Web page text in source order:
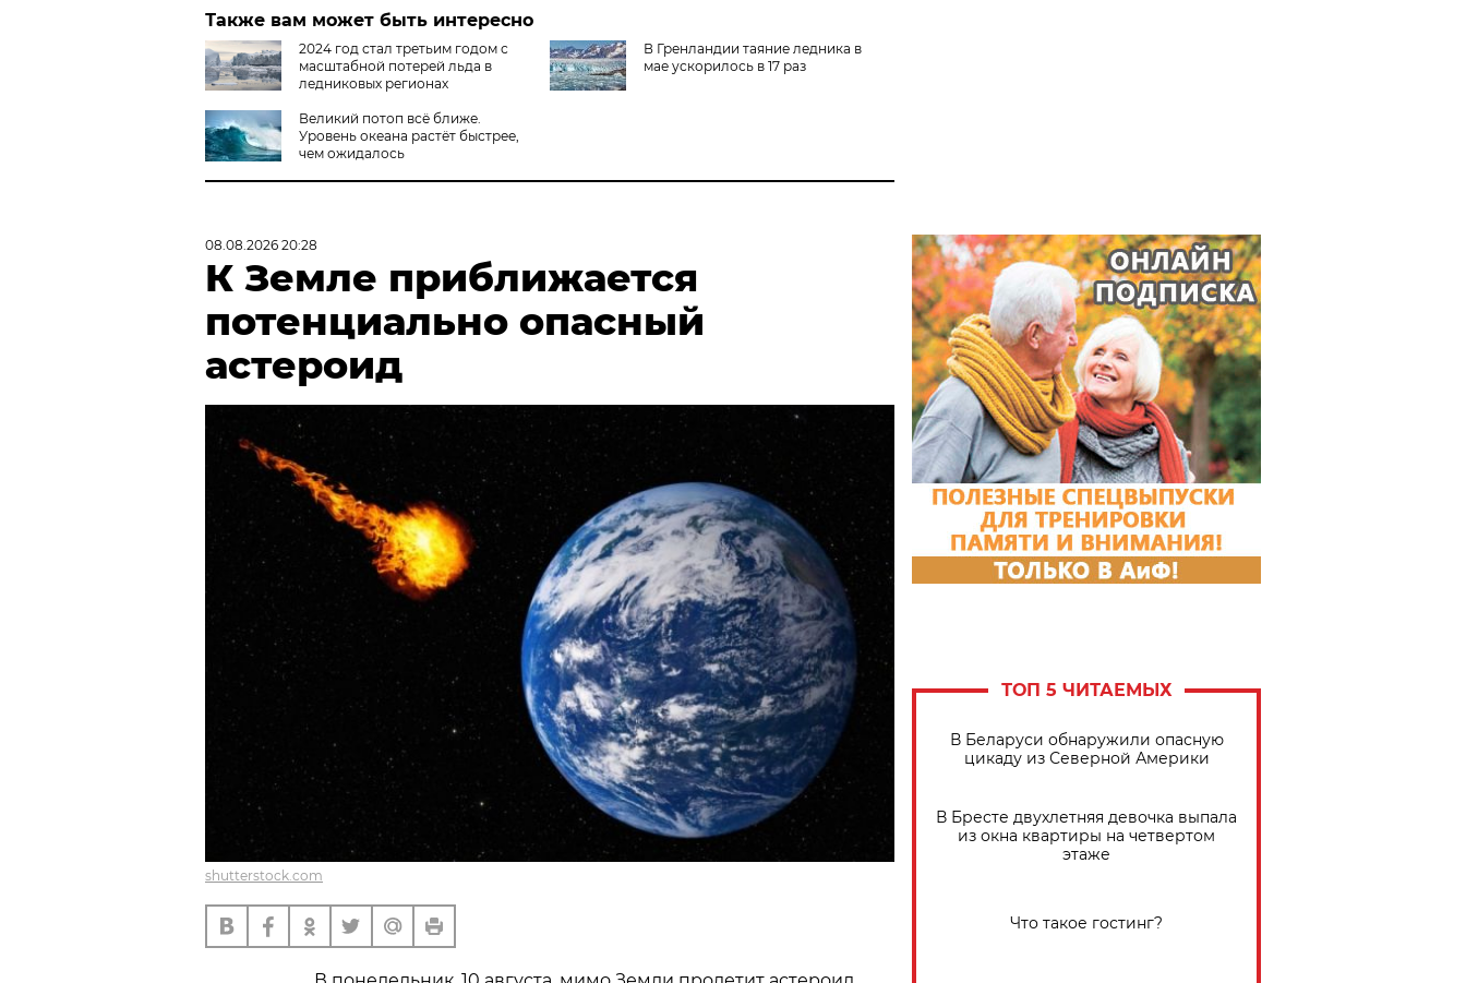
Также вам может быть интересно
2024 год стал третьим годом с
масштабной потерей льда в
ледниковых регионах
В Гренландии таяние ледника в
мае ускорилось в 17 раз
Великий потоп всё ближе.
Уровень океана растёт быстрее,
чем ожидалось
08.08.2026 20:28
К Земле приближается
потенциально опасный
астероид
shutterstock.com
ТОП 5 ЧИТАЕМЫХ
В Беларуси обнаружили опасную
цикаду из Северной Америки
В Бресте двухлетняя девочка выпала
из окна квартиры на четвертом
этаже
Что такое гостинг?